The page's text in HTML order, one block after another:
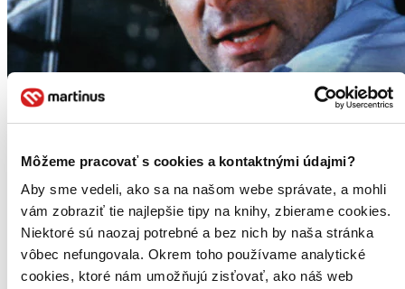
Môžeme pracovať s cookies a kontaktnými údajmi?
Aby sme vedeli, ako sa na našom webe správate, a mohli
vám zobraziť tie najlepšie tipy na knihy, zbierame cookies.
Niektoré sú naozaj potrebné a bez nich by naša stránka
vôbec nefungovala. Okrem toho používame analytické
cookies, ktoré nám umožňujú zisťovať, ako náš web